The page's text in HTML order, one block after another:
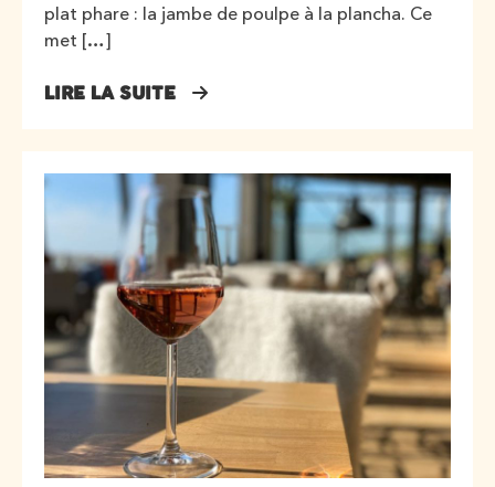
plat phare : la jambe de poulpe à la plancha. Ce
met […]
LIRE LA SUITE